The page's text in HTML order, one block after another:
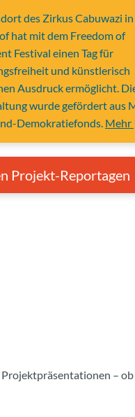
des Zirkus Cabuwazi in
hat mit dem Freedom of
Festival einen Tag für
und künstlerisch
Ausdruck ermöglicht.
wurde gefördert aus
Demokratiefonds. Mehr
Projekt-Reportagen
–